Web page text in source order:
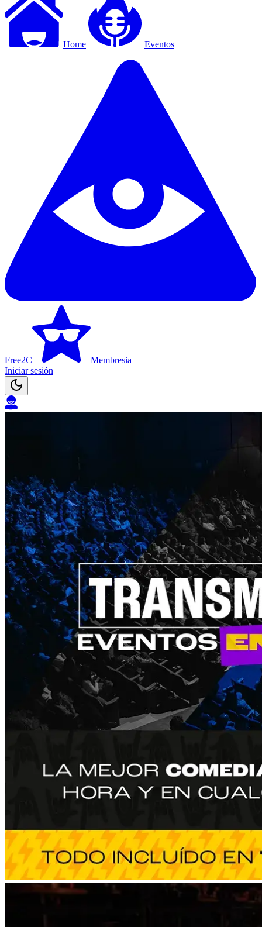
Home Eventos
Free2C
Membresia
Iniciar sesión